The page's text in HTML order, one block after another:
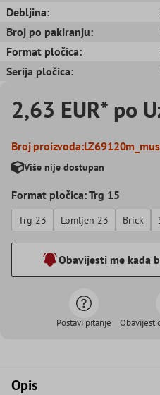
Debljina:
Broj po pakiranju:
Format pločica:
Serija pločica:
2,63 EUR* po
Broj proizvoda:
Više nije dostupan
Format pločica: Trg 15
Trg 23 Lomljen 23 Brick
Obavijesti me kada
Postavi pitanje Obavijest
Opis